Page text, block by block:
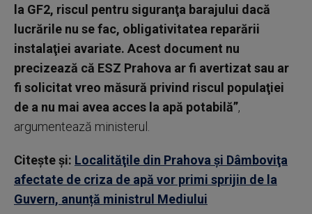
la GF2, riscul pentru siguranţa barajului dacă
lucrările nu se fac, obligativitatea reparării
instalaţiei avariate. Acest document nu
precizează că ESZ Prahova ar fi avertizat sau ar
fi solicitat vreo măsură privind riscul populaţiei
de a nu mai avea acces la apă potabilă”,
argumentează ministerul.
Citește și: Localităţile din Prahova şi Dâmboviţa
afectate de criza de apă vor primi sprijin de la
Guvern, anunță ministrul Mediului